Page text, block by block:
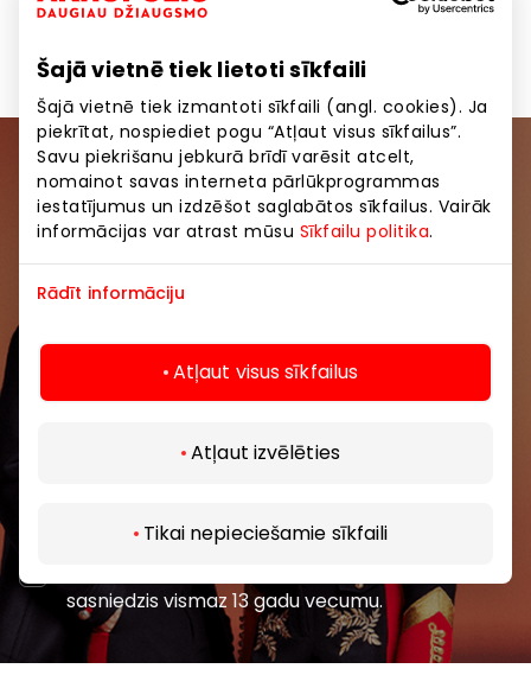
Šajā vietnē tiek lietoti sīkfaili
Šajā vietnē tiek izmantoti sīkfaili (angl. cookies). Ja
piekrītat, nospiediet pogu “Atļaut visus sīkfailus”.
Savu piekrišanu jebkurā brīdī varēsit atcelt,
nomainot savas interneta pārlūkprogrammas
iestatījumus un izdzēšot saglabātos sīkfailus. Vairāk
informācijas var atrast mūsu Sīkfailu politika.
Rādīt informāciju
Atļaut visus sīkfailus
Atļaut izvēlēties
Tikai nepieciešamie sīkfaili
Atlaides preču izlasei līdz 60%
Pievienojieties mūsu kopienai
Uzzini pirmais par labākajiem piedāvājumiem,
pasākumiem un jaunāko informāciju iepirkšanās un
izklaides centros “AKROPOLE Alfa” un “AKROPOLE
sasniedzis vismaz 13 gadu vecumu.